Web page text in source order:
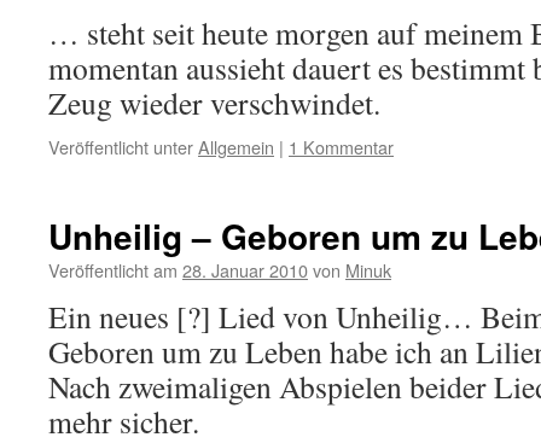
… steht seit heute morgen auf meinem
momentan aussieht dauert es
Zeug wieder verschwindet.
Veröffentlicht unterAllgemein | 1 Kommentar
Unheilig – Geboren um zu
Veröffentlicht am 28. Januar 2010von Minuk
Ein neues [?] Lied von Unheilig…
Geboren um zu Leben habe ich an
Nach zweimaligen Abspielen beider
mehr sicher.